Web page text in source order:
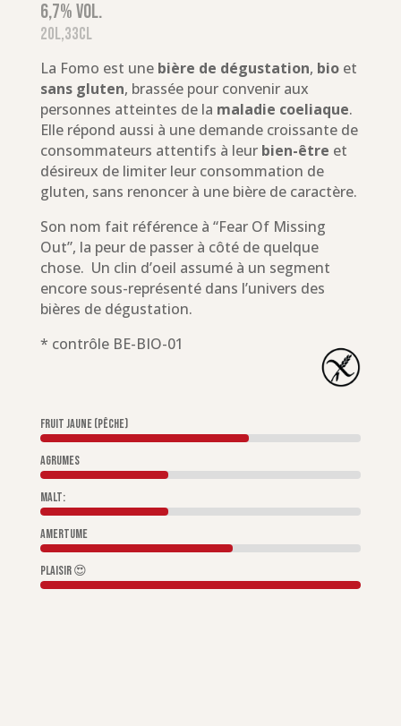
6,7% vol.
20L,33cl
La Fomo est une bière de dégustation, bioet
sans gluten, brassée pour convenir aux
personnes atteintes de la maladie coeliaque.
Elle répond aussi à une demande croissante de
consommateurs attentifs à leur bien-être et
désireux de limiter leur consommation de
gluten, sans renoncer à une bière de caractère.
Son nom fait référence à “Fear Of Missing
Out”, la peur de passer à côté de quelque
chose. Un clin d’oeil assumé à un segment
encore sous-représenté dans l’univers des
bières de dégustation.
* contrôle BE-BIO-01
Fruit jaune (pêche)
Agrumes
Malt:
Amertume
Plaisir 😍